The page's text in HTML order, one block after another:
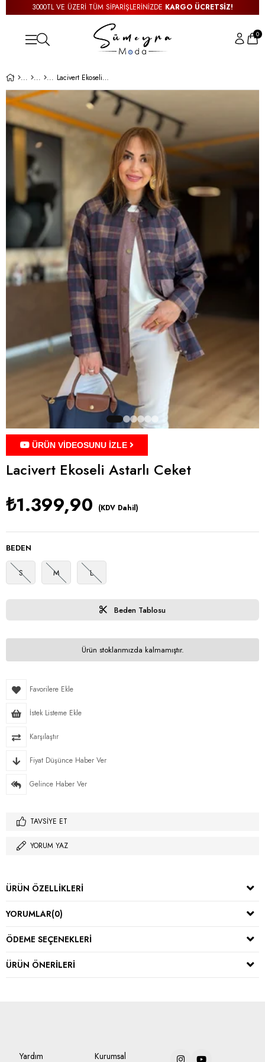
3000TL VE ÜZERİ TÜM SİPARİŞLERİNİZDEKARGO ÜCRETSİZ!
0
Lacivert Ekoseli Astarlı Ceket
ÜRÜN VİDEOSUNU İZLE
Lacivert Ekoseli Astarlı Ceket
₺1.399,90 (KDV Dahil)
BEDEN
S M L
Beden Tablosu
Ürün stoklarımızda kalmamıştır.
Favorilere Ekle
İstek Listeme Ekle
Karşılaştır
Fiyat Düşünce Haber Ver
Gelince Haber Ver
TAVSIYE ET
YORUM YAZ
ÜRÜN ÖZELLIKLERI
YORUMLAR(0)
ÖDEME SEÇENEKLERI
ÜRÜN ÖNERILERI
Yardım Kurumsal